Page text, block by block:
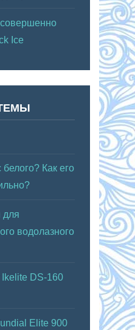
Ice
Как его
для
водолазного
DS-160
Elite 900